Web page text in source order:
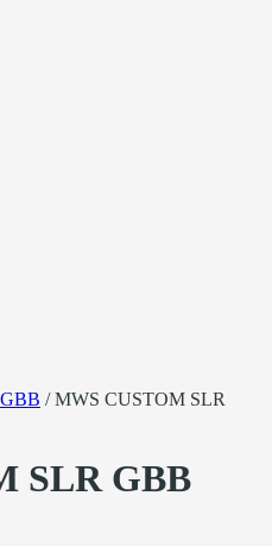
GBB /MWS CUSTOM SLR
SLR GBB